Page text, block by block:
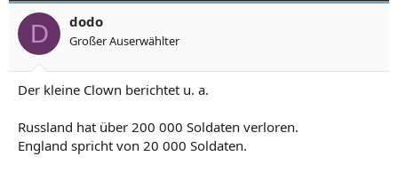
D dodo
Großer Auserwählter
Der kleine Clown berichtet u. a.
Russland hat über 200 000 Soldaten verloren.
England spricht von 20 000 Soldaten.